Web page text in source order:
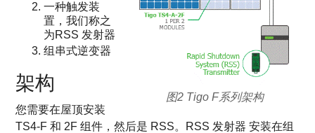
图2 Tigo F系列架构
一种触发装
置，我们称之
为RSS 发射器
组串式逆变器
架构
您需要在屋顶安装
TS4-F 和 2F 组件，然后是 RSS。RSS 发射器 安装在组